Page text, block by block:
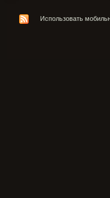
Использовать